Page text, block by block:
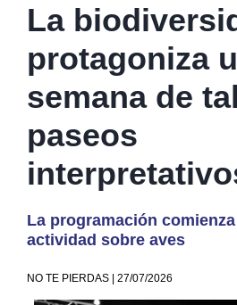
La
protagoniza
semana de
paseos
La programación
actividad sobre aves
NO TE PIERDAS | 27/07/2026